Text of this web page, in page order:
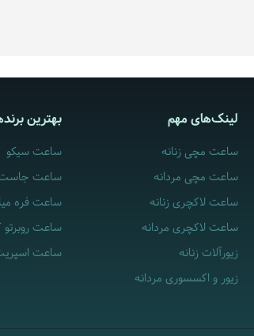
لینک‌های مهم
ساعت مچی زنانه
ساعت مچی مردانه
ساعت لاکچری زنانه
ساعت لاکچری مردانه
زیورآلات زنانه
زیور و اکسسوری مردانه
بهترین
ساعت سیکو
ساعت جاست
ساعت فره
ساعت روبرتو
ساعت